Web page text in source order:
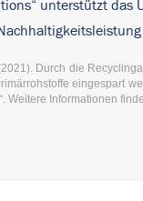
unterstützt
Durch die
eingespart
Weitere Informationen